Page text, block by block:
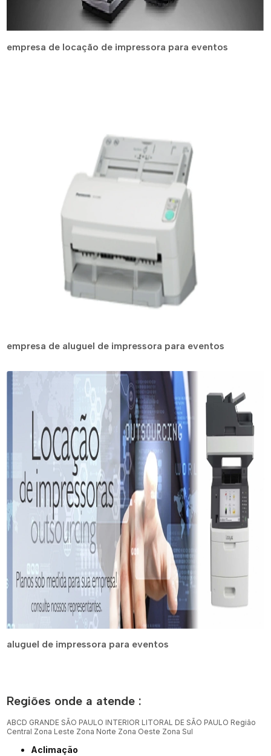
empresa de locação de impressora para eventos
empresa de aluguel de impressora para eventos
aluguel de impressora para eventos
Regiões onde a atende :
ABCD GRANDE SÃO PAULO INTERIOR LITORAL DE SÃO PAULO Região
Central Zona Leste Zona Norte Zona Oeste Zona Sul
Aclimação